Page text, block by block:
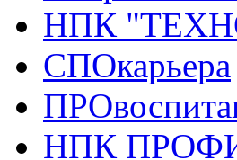
НПК
СПОкарьера
НПК